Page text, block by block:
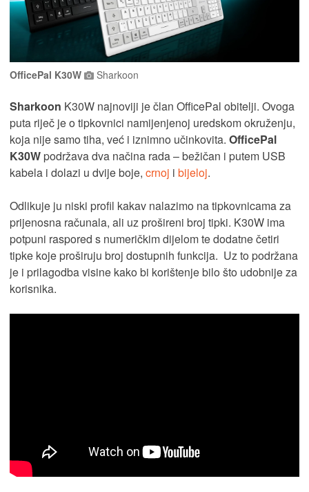
OfficePal K30W Sharkoon
Sharkoon K30W najnoviji je član OfficePal obitelji. Ovoga
puta riječ je o tipkovnici namijenjenoj uredskom okruženju,
koja nije samo tiha, već i iznimno učinkovita. OfficePal
K30W podržava dva načina rada – bežičan i putem USB
kabela i dolazi u dvije boje, crnoj i bijeloj.
Odlikuje ju niski profil kakav nalazimo na tipkovnicama za
prijenosna računala, ali uz prošireni broj tipki. K30W ima
potpuni raspored s numeričkim dijelom te dodatne četiri
tipke koje proširuju broj dostupnih funkcija. Uz to podržana
je i prilagodba visine kako bi korištenje bilo što udobnije za
korisnika.